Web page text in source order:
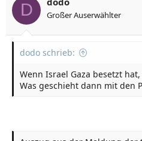
D Großer Auserwählter
dodo schrieb:
Wenn Israel Gaza besetzt
Was geschieht dann mit den